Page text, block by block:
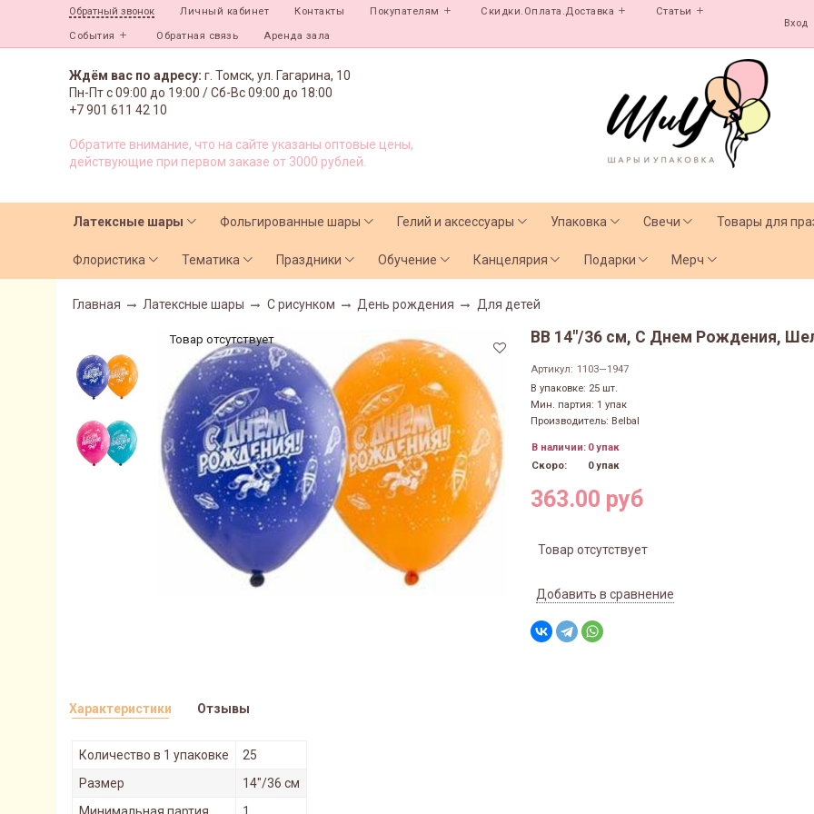
Обратный звонок Личный кабинет Контакты Покупателям Скидки.Оплата.Доставка Статьи
События Обратная связь Аренда зала
Вход
Ждём вас по адресу: г. Томск, ул. Гагарина, 10
Пн-Пт с09:00 до 19:00 /Сб-Вс 09:00 до 18:00
+7 901 611 42 10
Обратите внимание, что на сайте указаны оптовые цены,
действующие при первом заказе от 3000 рублей.
Латексные шары Фольгированные шары Гелий и аксессуары Упаковка Свечи Товары для
Флористика Тематика Праздники Обучение Канцелярия Подарки Мерч
Главная Латексные шары С рисунком День рождения Для детей
Товар отсутствует ВВ 14"/36 см, С Днем Рождения,
Артикул: 1103—1947
В упаковке: 25 шт.
Мин. партия: 1 упак
Производитель: Belbal
В наличии: 0 упак
Скоро:
0 упак
363.00 руб
Товар отсутствует
Добавить в сравнение
Характеристики
Количество в 1 упаковке
25
Размер
14"/36 см
Минимальная партия
1
Отзывы